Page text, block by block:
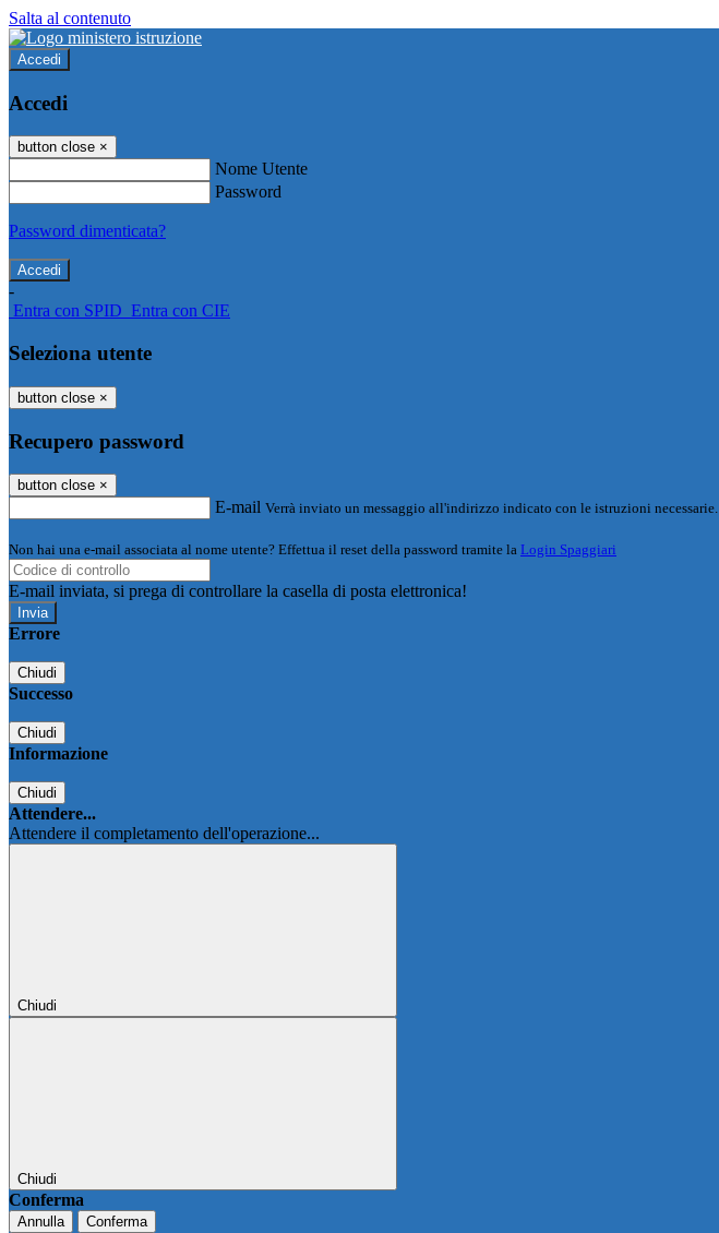
Salta al contenuto
Accedi
Accedi
button close ×
Nome Utente
Password
Password dimenticata?
-
Entra con SPID Entra con CIE
Seleziona utente
button close ×
Recupero password
button close ×
E-mail Verrà inviato un messaggio all'indirizzo indicato con le istruzioni necessarie.
Non hai una e-mail associata al nome utente? Effettua il reset della password tramite la Login Spaggiari
E-mail inviata, si prega di controllare la casella di posta elettronica!
Errore
Chiudi
Successo
Chiudi
Informazione
Chiudi
Attendere...
Attendere il completamento dell'operazione...
Chiudi
Chiudi
Conferma
Annulla Conferma